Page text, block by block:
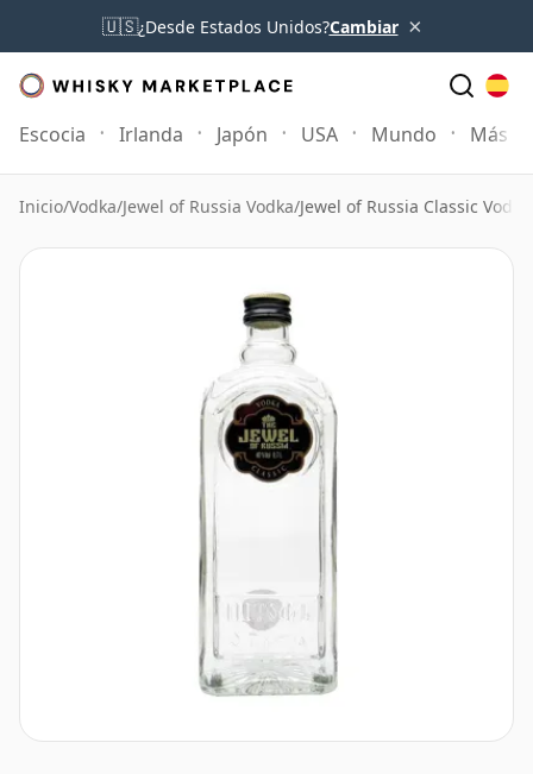
🇺🇸¿Desde Estados Unidos?Cambiar ×
Escocia Irlanda Japón USA Mundo Más
Inicio/Vodka/Jewel of Russia Vodka/Jewel of Russia Classic Vodka